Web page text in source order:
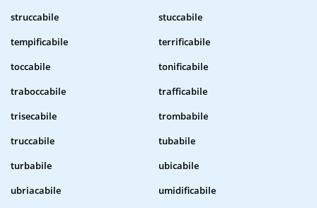
struccabile
stuccabile
tempificabile
terrificabile
toccabile
tonificabile
traboccabile
trafficabile
trisecabile
trombabile
truccabile
tubabile
turbabile
ubicabile
ubriacabile
umidificabile